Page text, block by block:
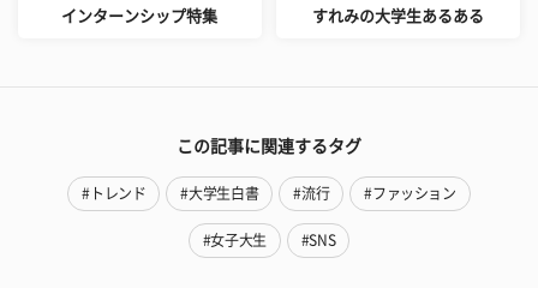
インターンシップ特集 すれみの大学生あるある
この記事に関連するタグ
#トレンド #大学生白書 #流行 #ファッション
#女子大生 #SNS